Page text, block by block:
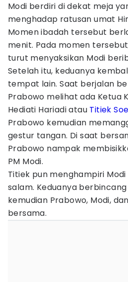
Modi berdiri di dekat meja
menghadap ratusan umat
Momen ibadah tersebut
menit. Pada momen
turut menyaksikan Modi
Setelah itu, keduanya
tempat lain. Saat berjalan
Prabowo melihat ada Ketua
Hediati Hariadi atau Titiek
Prabowo kemudian
gestur tangan. Di saat
Prabowo nampak
PM Modi.
Titiek pun menghampiri
salam. Keduanya
kemudian Prabowo, Modi,
bersama.